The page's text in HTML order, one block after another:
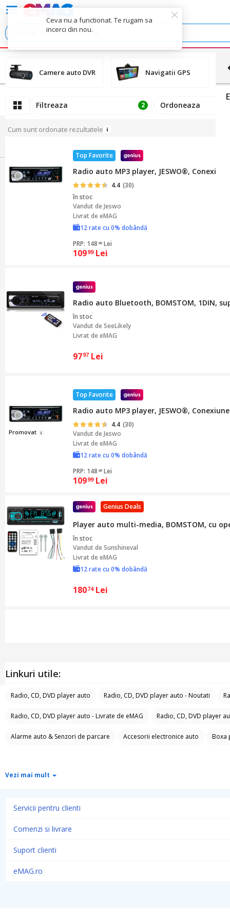
Ceva nu a functionat. Te rugam sa
incerci din nou.
Camere auto DVR Navigatii GPS
Filtreaza 2 Ordoneaza
Cum sunt ordonate rezultatele
Top Favorite
Radio auto MP3 player, JESWO®,
4.4 (30)
în stoc
Vandut deJeswo
Livrat de eMAG
12 rate cu 0% dobândă
PRP: 148 49 Lei
10999 Lei
Radio auto Bluetooth, BOMSTOM, 1DIN,
în stoc
Vandut deSeeLikely
Livrat de eMAG
9797 Lei
Promovat
Top Favorite
Radio auto MP3 player, JESWO®,
4.4 (30)
Vandut deJeswo
Livrat de eMAG
12 rate cu 0% dobândă
PRP: 148 49 Lei
10999 Lei
Genius Deals
Player auto multi-media, BOMSTOM, cu
în stoc
Vandut deSunshineval
Livrat de eMAG
12 rate cu 0% dobândă
18074 Lei
Linkuri utile:
Radio, CD, DVD player auto Radio, CD, DVD player auto - Noutati
Radio, CD, DVD player auto - Livrate de eMAG Radio, CD, DVD player
Alarme auto & Senzori de parcare Accesorii electronice auto Boxa
Vezi mai mult
Servicii pentru clienti
Comenzi si livrare
Suport clienti
eMAG.ro